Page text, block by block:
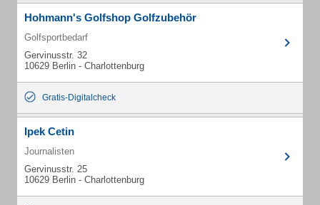
Hohmann's Golfshop Golfzubehör
Golfsportbedarf
Gervinusstr. 32
10629 Berlin - Charlottenburg
Gratis-Digitalcheck
Ipek Cetin
Journalisten
Gervinusstr. 25
10629 Berlin - Charlottenburg